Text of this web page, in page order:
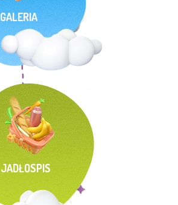
GALERIA
JADŁOSPIS